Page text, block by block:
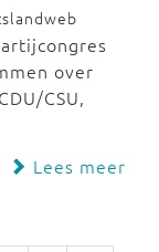
over
CSU,
Lees meer